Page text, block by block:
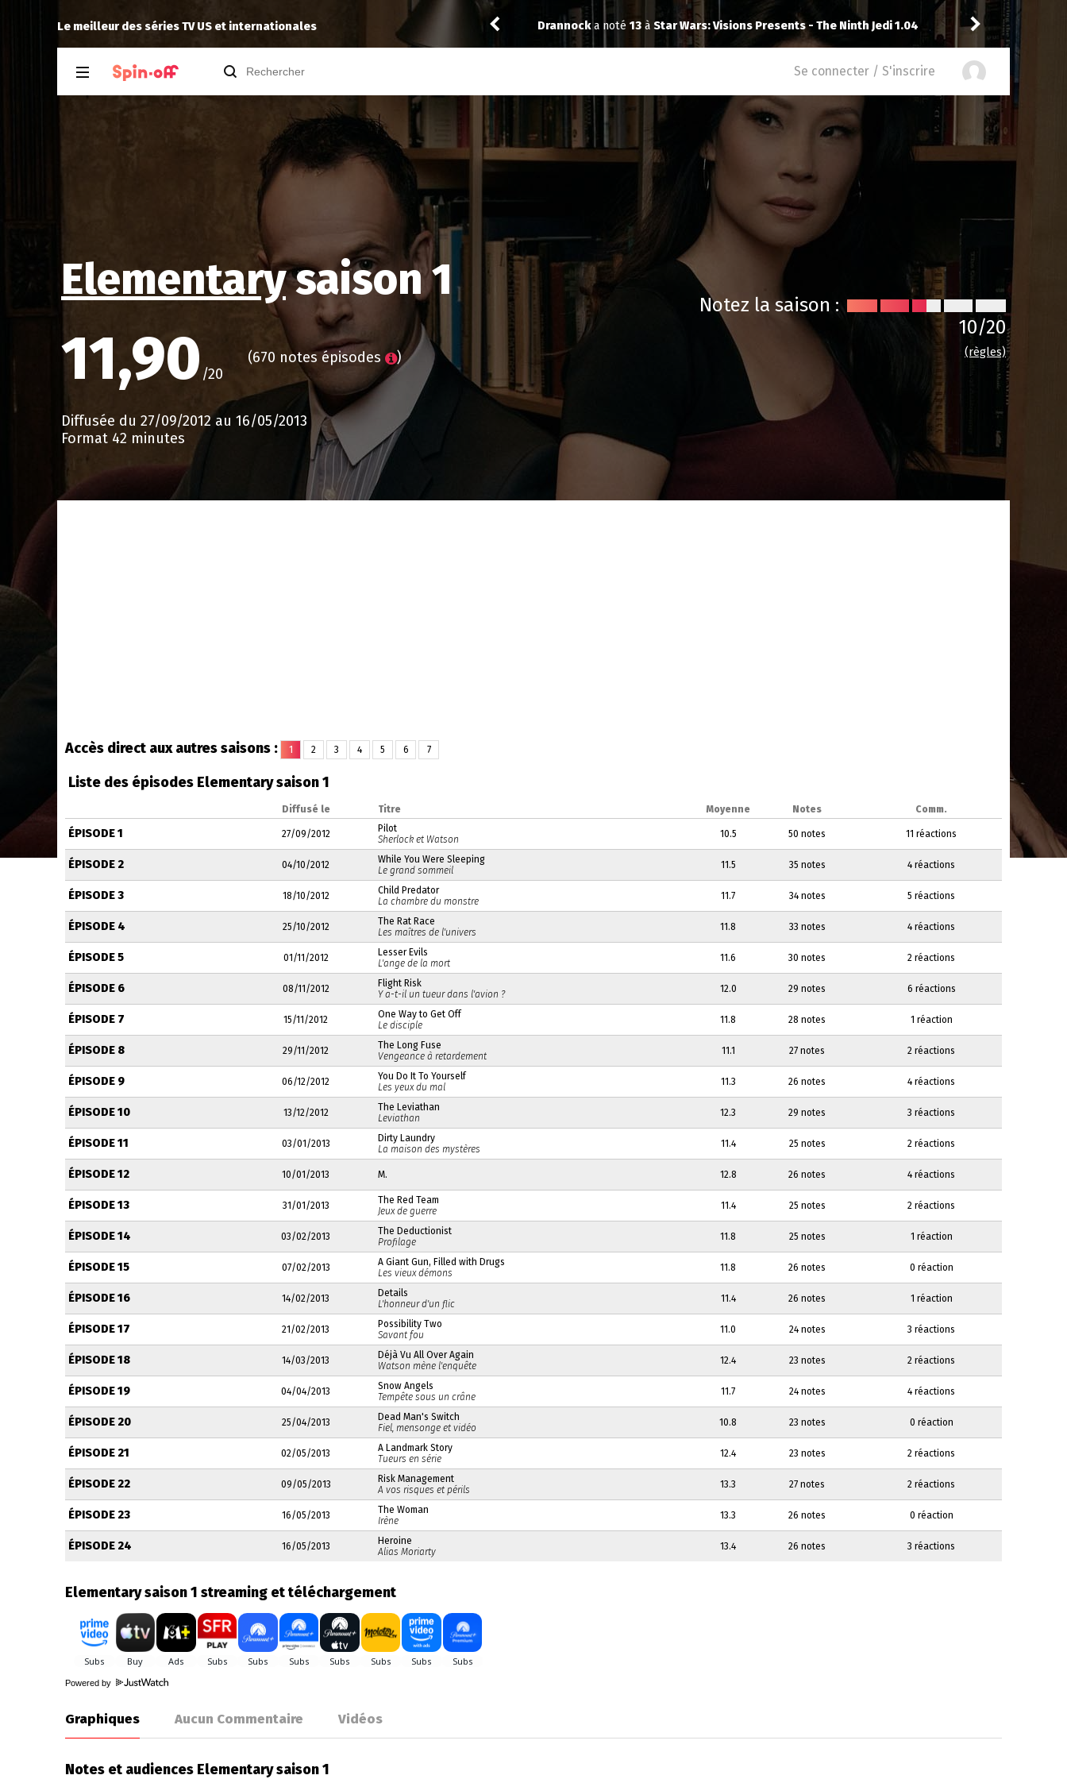
Le meilleur des séries TV US et internationales
Drannocka noté13àStar Wars: Visions Presents - The Ninth Jedi 1.04 Jeje_650a noté13àMy Adventures With Superman 3.09 Drannock
Se connecter / S'inscrire
Elementarysaison 1
11,90 /20
(670 notes épisodes )
Diffusée du 27/09/2012 au 16/05/2013
Format 42 minutes
Notez la saison :
10/20
(règles)
Accès direct aux autres saisons : 1 2 3 4 5 6 7
Liste des épisodes Elementary saison 1
Diffusé le Titre Moyenne Notes Comm.
ÉPISODE 1 27/09/2012
Pilot
Sherlock et Watson
10.5 50 notes 11 réactions
ÉPISODE 2 04/10/2012
While You Were Sleeping
Le grand sommeil
11.5 35 notes 4 réactions
ÉPISODE 3 18/10/2012
Child Predator
La chambre du monstre
11.7 34 notes 5 réactions
ÉPISODE 4 25/10/2012
The Rat Race
Les maîtres de l'univers
11.8 33 notes 4 réactions
ÉPISODE 5 01/11/2012
Lesser Evils
L'ange de la mort
11.6 30 notes 2 réactions
ÉPISODE 6 08/11/2012
Flight Risk
Y a-t-il un tueur dans l'avion ?
12.0 29 notes 6 réactions
ÉPISODE 7 15/11/2012
One Way to Get Off
Le disciple
11.8 28 notes 1 réaction
ÉPISODE 8 29/11/2012
The Long Fuse
Vengeance à retardement
11.1 27 notes 2 réactions
ÉPISODE 9 06/12/2012
You Do It To Yourself
Les yeux du mal
11.3 26 notes 4 réactions
ÉPISODE 10 13/12/2012
The Leviathan
Leviathan
12.3 29 notes 3 réactions
ÉPISODE 11 03/01/2013
Dirty Laundry
La maison des mystères
11.4 25 notes 2 réactions
ÉPISODE 12 10/01/2013 M. 12.8 26 notes 4 réactions
ÉPISODE 13 31/01/2013
The Red Team
Jeux de guerre
11.4 25 notes 2 réactions
ÉPISODE 14 03/02/2013
The Deductionist
Profilage
11.8 25 notes 1 réaction
ÉPISODE 15 07/02/2013
A Giant Gun, Filled with Drugs
Les vieux démons
11.8 26 notes 0 réaction
ÉPISODE 16 14/02/2013
Details
L'honneur d'un flic
11.4 26 notes 1 réaction
ÉPISODE 17 21/02/2013
Possibility Two
Savant fou
11.0 24 notes 3 réactions
ÉPISODE 18 14/03/2013
Déjà Vu All Over Again
Watson mène l'enquête
12.4 23 notes 2 réactions
ÉPISODE 19 04/04/2013
Snow Angels
Tempête sous un crâne
11.7 24 notes 4 réactions
ÉPISODE 20 25/04/2013
Dead Man's Switch
Fiel, mensonge et vidéo
10.8 23 notes 0 réaction
ÉPISODE 21 02/05/2013
A Landmark Story
Tueurs en série
12.4 23 notes 2 réactions
ÉPISODE 22 09/05/2013
Risk Management
A vos risques et périls
13.3 27 notes 2 réactions
ÉPISODE 23 16/05/2013
The Woman
Irène
13.3 26 notes 0 réaction
ÉPISODE 24 16/05/2013
Heroine
Alias Moriarty
13.4 26 notes 3 réactions
Elementary saison 1 streaming et téléchargement
Powered by
Graphiques Aucun Commentaire Vidéos
Notes et audiences Elementary saison 1